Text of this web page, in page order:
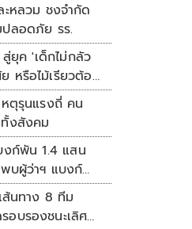
หลวม ชงจำกัด
ปลอดภัย รร.
ยุค 'เด็กไม่กลัว
หรือไม้เรียวต้อง
หตุรุนแรงถี่ คน
ทั้งสังคม
งก์พัน 1.4 แสน
บผู้ว่าฯ แบงก์
ส้นทาง 8 ทีม
อบรองชนะเลิศ